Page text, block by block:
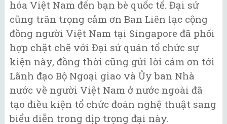
hóa Việt Nam đến bạn bè quốc tế. Đại sứ
cũng trân trọng cảm ơn Ban Liên lạc cộng
đồng người Việt Nam tại Singapore đã phối
hợp chặt chẽ với Đại sứ quán tổ chức sự
kiện này, đồng thời cũng gửi lời cảm ơn tới
Lãnh đạo Bộ Ngoại giao và Ủy ban Nhà
nước về người Việt Nam ở nước ngoài đã
tạo điều kiện tổ chức đoàn nghệ thuật sang
biểu diễn trong dịp trọng đại này.